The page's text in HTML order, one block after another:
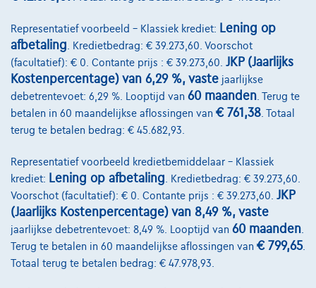
Volkswagen Golf
R-Line | 1.5 TSI 150cv | Carplay | Caméra | GPS | Led Matrix
€27.490 1
Vanaf€536,11/maand
met een laatste maandaflossing
van€7.408,61
Ontdek het volledige cijfervoorbeeld
Autosphere Center Liège
Representatief voorbeeld – Klassiek krediet: Lening op
afbetaling . Kredietbedrag: € 39.273,60. Voorschot
(facultatief): € 0. Contante prijs : € 39.273,60. JKP (Jaarlijks
Kostenpercentage) van 6,29 %, vaste jaarlijkse
debetrentevoet: 6,29 %. Looptijd van 60 maanden . Terug te
betalen in 60 maandelijkse aflossingen van € 761,38 . Totaal
terug te betalen bedrag: € 45.682,93.
Representatief voorbeeld kredietbemiddelaar – Klassiek
krediet: Lening op afbetaling . Kredietbedrag: € 39.273,60.
Voorschot (facultatief): € 0. Contante prijs : € 39.273,60. JKP
(Jaarlijks Kostenpercentage) van 8,49 %, vaste
jaarlijkse debetrentevoet: 8,49 %. Looptijd van 60 maanden
Terug te betalen in 60 maandelijkse aflossingen van € 799,65.
Totaal terug te betalen bedrag: € 47.978,93.